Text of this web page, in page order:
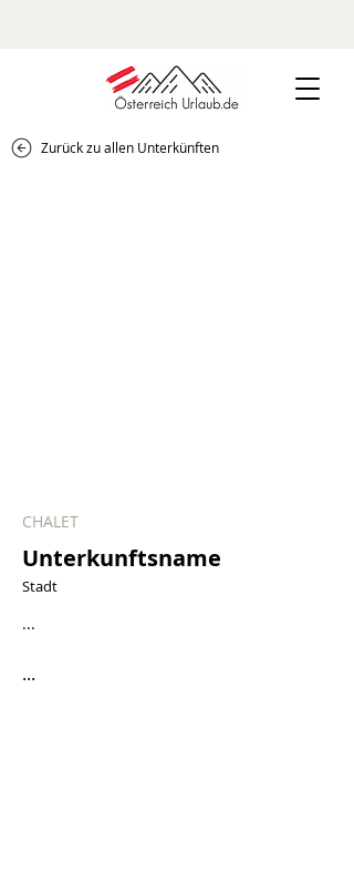
Zurück zu allen Unterkünften
CHALET
Unterkunftsname
Stadt
...
...